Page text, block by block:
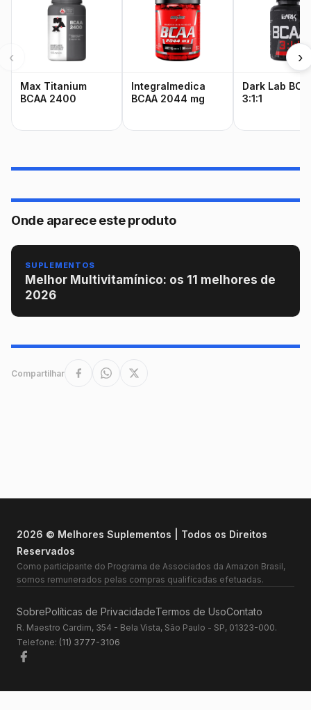
‹
Max Titanium
BCAA 2400
Integralmedica
BCAA 2044 mg
Dark Lab
3:1:1
›
Onde aparece este produto
SUPLEMENTOS
Melhor Multivitamínico: os 11 melhores de
2026
Compartilhar
2026 © Melhores Suplementos | Todos os Direitos
Reservados
Como participante do Programa de Associados da Amazon Brasil,
somos remunerados pelas compras qualificadas efetuadas.
SobrePolíticas de PrivacidadeTermos de UsoContato
R. Maestro Cardim, 354 - Bela Vista, São Paulo - SP, 01323-000.
Telefone: (11) 3777-3106